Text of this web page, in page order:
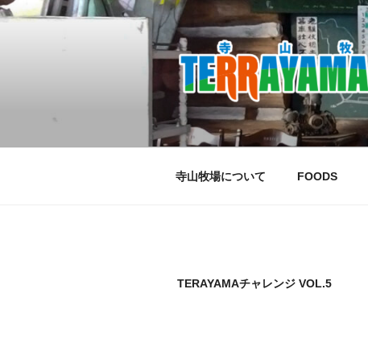
コ
寺山牧場について FOODS
TERAYAMAチャレンジ VOL.5